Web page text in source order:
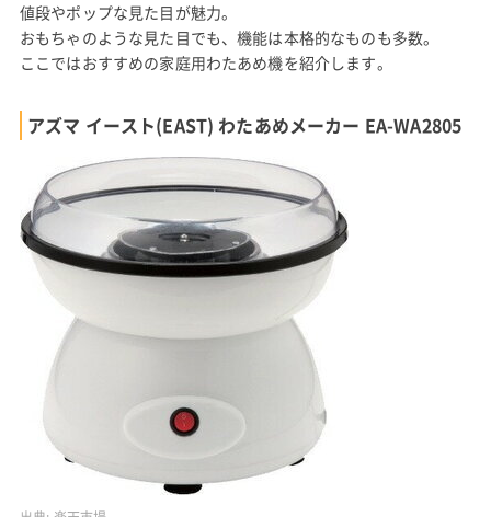
値段やポップな見た目が魅力。
おもちゃのような見た目でも、機能は本格的なものも多数。
ここではおすすめの家庭用わたあめ機を紹介します。
アズマ イースト(EAST) わたあめメーカー EA-WA2805